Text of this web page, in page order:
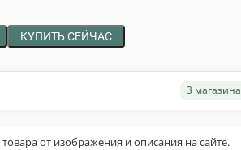
КУПИТЬ СЕЙЧАС
3 магазина
от изображения и описания на сайте.